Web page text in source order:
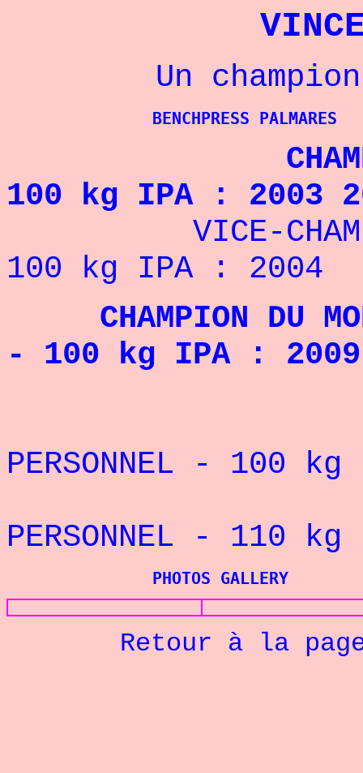
Un champion
BENCHPRESS PALMARES
CHAMPION
100 kg IPA : 2003
VICE-
100 kg IPA : 2004
CHAMPION DU
- 100 kg IPA : 2009
PERSONNEL - 100
PERSONNEL - 110
PHOTOS GALLERY
Retour à la